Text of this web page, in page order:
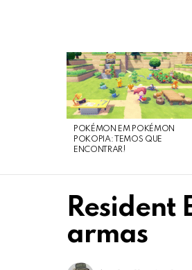
LATEST
STORIES
POKÉMON EM POKÉMON
POKOPIA: TEMOS QUE
ENCONTRAR!
Resident
armas